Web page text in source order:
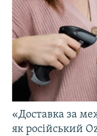
«Доставка за
як російський